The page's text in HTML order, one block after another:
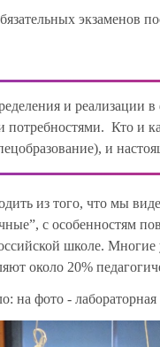
экзаменов
и реализации
Кто и
и
из того, что мы
с особенностям
школе.
около 20%
на фото - лабораторная